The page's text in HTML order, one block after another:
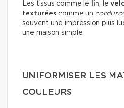
Les tissus comme le lin, le
texturées comme un
souvent une impression plus
une maison simple.
UNIFORMISER LES
COULEURS